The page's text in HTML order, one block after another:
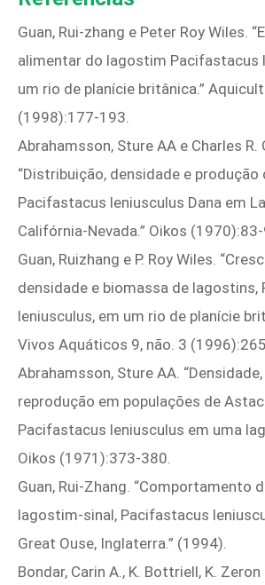
Guan, Rui‑zhang e Peter Roy Wiles.
alimentar do lagostim Pacifastacus
um rio de planície britânica.”
(1998):177‑193.
Abrahamsson, Sture AA e Charles R.
“Distribuição, densidade e
Pacifastacus leniusculus Dana em
Califórnia-Nevada.” Oikos
Guan, Ruizhang e P. Roy Wiles.
densidade e biomassa de lagostins,
leniusculus, em um rio de planície
Vivos Aquáticos 9, não. 3
Abrahamsson, Sture AA.
reprodução em populações de
Pacifastacus leniusculus em uma
Oikos (1971):373‑380.
Guan, Rui-Zhang. “Comportamento
lagostim-sinal, Pacifastacus
Great Ouse, Inglaterra.” (1994).
Bondar, Carin A., K. Bottriell, K. Zeron